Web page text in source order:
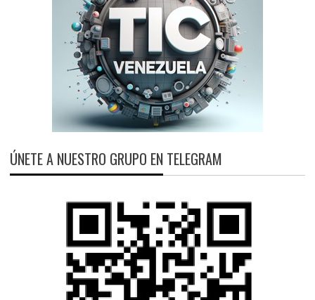
ÚNETE A NUESTRO GRUPO EN TELEGRAM